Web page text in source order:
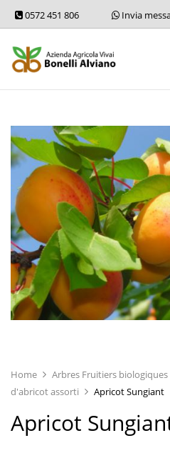
0572 451 806 Invia
Home Arbres Fruitiers
d'abricot assorti
Apricot Sungiant
Apricot